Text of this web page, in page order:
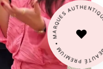
BEAUTÉ PREMIUM •♥